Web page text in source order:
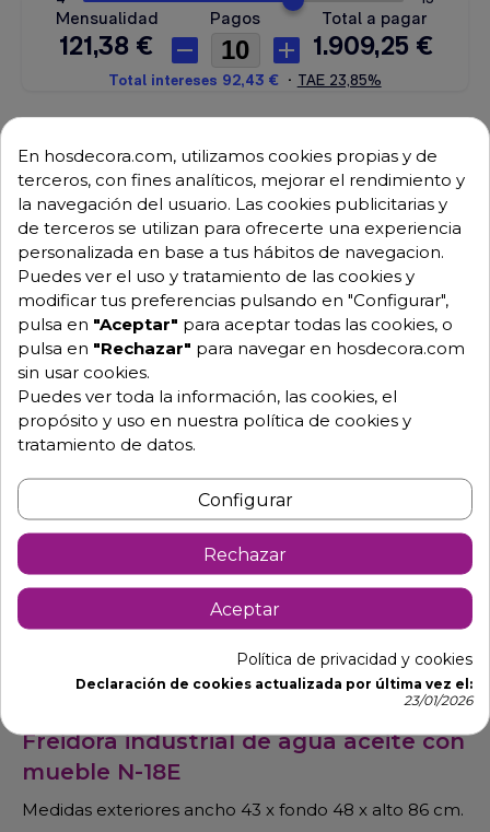
Equipo de expertos a tu servicio.
Garantía mínima de 1 año.
Pago 100% seguro.
Consulta tus dudas con nosotros.
976 25 59 91
info@hosdecora.com
Hablemos
Pide tu presupuesto
Detalles de producto
Freidora industrial de agua aceite con
mueble N-18E
Medidas exteriores ancho 43 x fondo 48 x alto 86 cm.
En hosdecora.com, utilizamos cookies propias y de
terceros, con fines analíticos, mejorar el rendimiento y
la navegación del usuario. Las cookies publicitarias y
de terceros se utilizan para ofrecerte una experiencia
personalizada en base a tus hábitos de navegacion.
Puedes ver el uso y tratamiento de las cookies y
modificar tus preferencias pulsando en "Configurar",
pulsa en "Aceptar" para aceptar todas las cookies, o
pulsa en "Rechazar" para navegar en hosdecora.com
sin usar cookies.
Puedes ver toda la información, las cookies, el
propósito y uso en nuestra política de cookies y
tratamiento de datos.
Configurar
Rechazar
Aceptar
Política de privacidad y cookies
Declaración de cookies actualizada por última vez el:
23/01/2026